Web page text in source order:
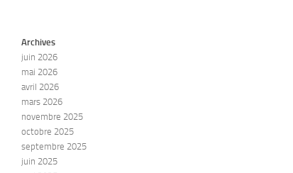
Archives
juin 2026
mai 2026
avril 2026
mars 2026
novembre 2025
octobre 2025
septembre 2025
juin 2025